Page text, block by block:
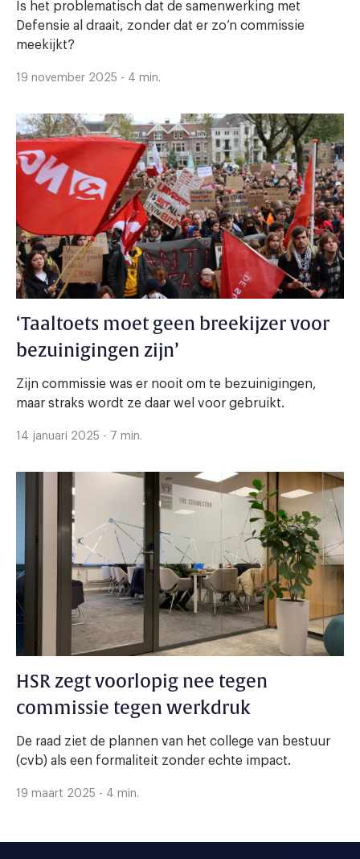
Is het problematisch dat de samenwerking met
Defensie al draait, zonder dat er zo’n commissie
meekijkt?
19 november 2025 - 4 min.
‘Taaltoets moet geen breekijzer voor
bezuinigingen zijn’
Zijn commissie was er nooit om te bezuinigingen,
maar straks wordt ze daar wel voor gebruikt.
14 januari 2025 - 7 min.
HSR zegt voorlopig nee tegen
commissie tegen werkdruk
De raad ziet de plannen van het college van bestuur
(cvb) als een formaliteit zonder echte impact.
19 maart 2025 - 4 min.